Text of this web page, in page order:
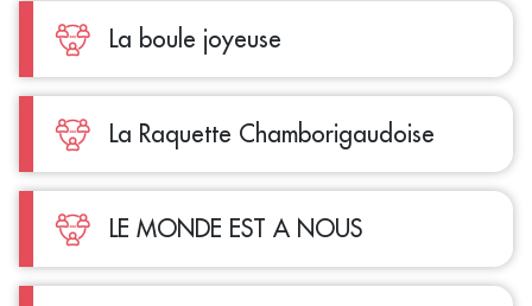
La boule joyeuse
La Raquette Chamborigaudoise
LE MONDE EST A NOUS